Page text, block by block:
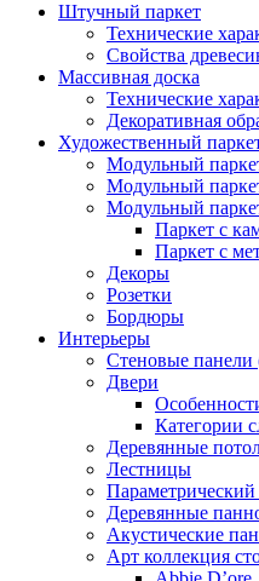
Штучный паркет
Технические
Свойства
Массивная доска
Технические
Декоративная
Художественный
Модульный
Модульный
Модульный
Паркет с
Паркет с
Декоры
Розетки
Бордюры
Интерьеры
Стеновые панели
Двери
Категории
Деревянные
Лестницы
Параметрический
Деревянные
Акустические
Арт коллекция